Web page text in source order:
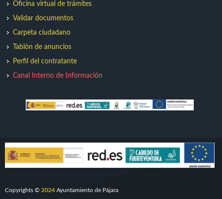
Oficina virtual de trámites
Validar documentos
Carpeta ciudadano
Tablón de anuncios
Perfil del contratante
Canal Interno de Información
Copyrights © 2024 Ayuntamiento de Pájara